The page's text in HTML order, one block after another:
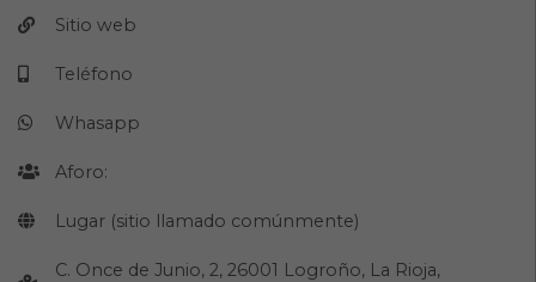
Sitio web
Teléfono
Whasapp
Aforo:
Lugar (sitio llamado comúnmente)
C. Once de Junio, 2, 26001 Logroño, La Rioja,